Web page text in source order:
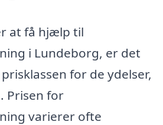
at få hjælp til
i Lundeborg, er det
for de ydelser,
Prisen for
varierer ofte